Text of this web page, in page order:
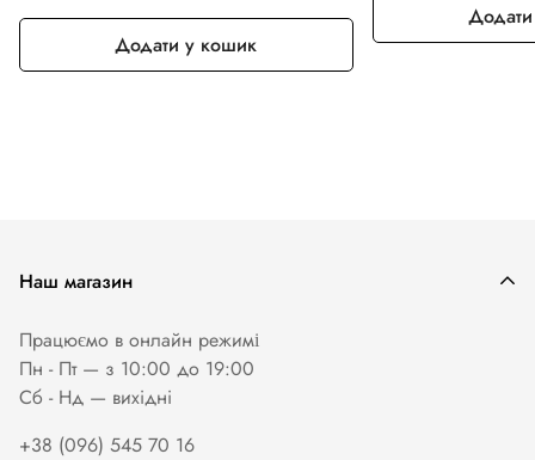
Додати у кошик
Наш магазин
Працюємо в онлайн режимі
Пн - Пт — з 10:00 до 19:00
Сб - Нд — вихiднi
+38 (096) 545 70 16